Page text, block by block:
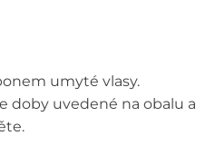
umyté vlasy.
doby uvedené na obalu a